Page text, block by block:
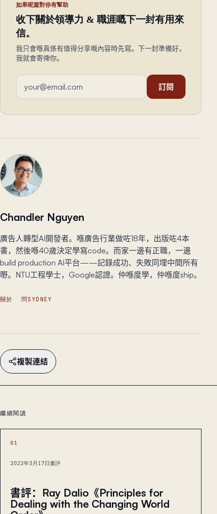
如果呢篇對你有幫助
收下關於領導力 & 職涯嘅下一封有用來
信。
我只會喺真係有值得分享嘅內容時先寫。下一封準備好，
我就會寄俾你。
電郵地址
訂閱
Chandler Nguyen
廣告人轉型AI開發者。喺廣告行業做咗18年，出版咗4本
書，然後喺40歲決定學寫code。而家一邊有正職，一邊
build production AI平台——記錄成功、失敗同埋中間所有
嘢。NTU工程學士，Google認證。仲喺度學，仲喺度ship。
關於 問SYDNEY
複製連結
繼續閱讀
01
2022年3月17日書評
書評：Ray Dalio《Principles for
Dealing with the Changing World